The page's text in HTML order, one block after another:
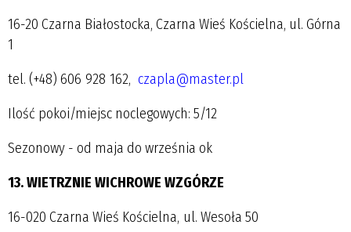
16-20 Czarna Białostocka, Czarna Wieś Kościelna, ul. Górna
1
tel. (+48) 606 928 162, czapla@master.pl
Ilość pokoi/miejsc noclegowych: 5/12
Sezonowy - od maja do września ok
13. WIETRZNIE WICHROWE WZGÓRZE
16-020 Czarna Wieś Kościelna, ul. Wesoła 50